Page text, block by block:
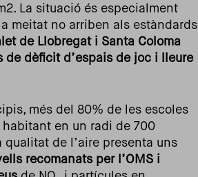
La situació és especialment
meitat no arriben als estàndards
de Llobregat i Santa Coloma
de dèficit d’espais de joc i lleure
més del 80% de les escoles
habitant en un radi de 700
de l’aire presenta uns
recomanats per l’OMS i